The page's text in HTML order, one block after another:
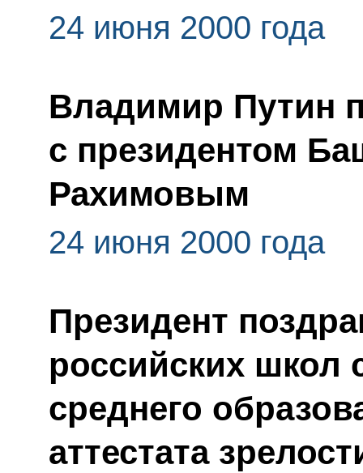
24 июня 2000 года
Владимир Путин
с президентом
Рахимовым
24 июня 2000 года
Президент
российских школ
среднего
аттестата